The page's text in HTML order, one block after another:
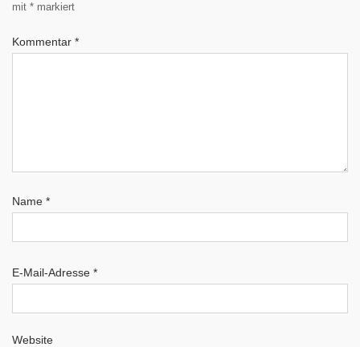
mit * markiert
Kommentar *
Name *
E-Mail-Adresse *
Website